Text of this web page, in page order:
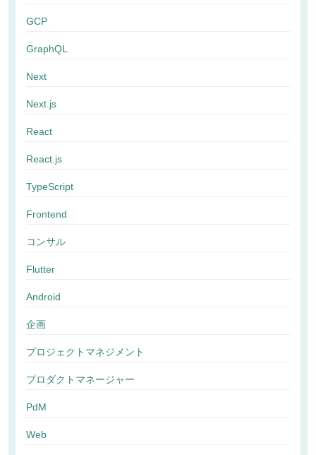
GCP
GraphQL
Next
Next.js
React
React.js
TypeScript
Frontend
コンサル
Flutter
Android
企画
プロジェクトマネジメント
プロダクトマネージャー
PdM
Web